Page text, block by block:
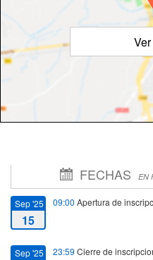
FECHAS EN
Sep '25
15
09:00 Apertura de
Sep '25 23:59 Cierre de